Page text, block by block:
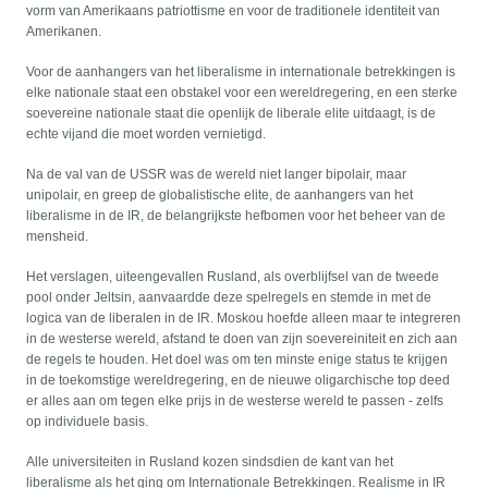
vorm van Amerikaans patriottisme en voor de traditionele identiteit van
Amerikanen.
Voor de aanhangers van het liberalisme in internationale betrekkingen is
elke nationale staat een obstakel voor een wereldregering, en een sterke
soevereine nationale staat die openlijk de liberale elite uitdaagt, is de
echte vijand die moet worden vernietigd.
Na de val van de USSR was de wereld niet langer bipolair, maar
unipolair, en greep de globalistische elite, de aanhangers van het
liberalisme in de IR, de belangrijkste hefbomen voor het beheer van de
mensheid.
Het verslagen, uiteengevallen Rusland, als overblijfsel van de tweede
pool onder Jeltsin, aanvaardde deze spelregels en stemde in met de
logica van de liberalen in de IR. Moskou hoefde alleen maar te integreren
in de westerse wereld, afstand te doen van zijn soevereiniteit en zich aan
de regels te houden. Het doel was om ten minste enige status te krijgen
in de toekomstige wereldregering, en de nieuwe oligarchische top deed
er alles aan om tegen elke prijs in de westerse wereld te passen - zelfs
op individuele basis.
Alle universiteiten in Rusland kozen sindsdien de kant van het
liberalisme als het ging om Internationale Betrekkingen. Realisme in IR